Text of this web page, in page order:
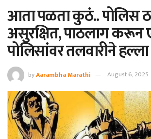
आता पळता कुठं.. पोलिस
असुरक्षित, पाठलाग करून
पोलिसांवर तलवारीने हल्ला
byAarambha Marathi August 6, 2025